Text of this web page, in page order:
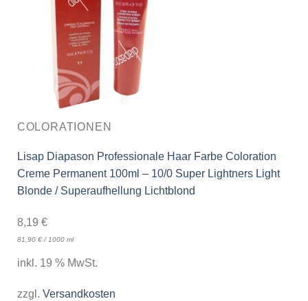
COLORATIONEN
Lisap Diapason Professionale Haar Farbe Coloration
Creme Permanent 100ml – 10/0 Super Lightners Light
Blonde / Superaufhellung Lichtblond
8,19 €
81,90 €/ 1000 ml
inkl. 19 % MwSt.
zzgl. Versandkosten